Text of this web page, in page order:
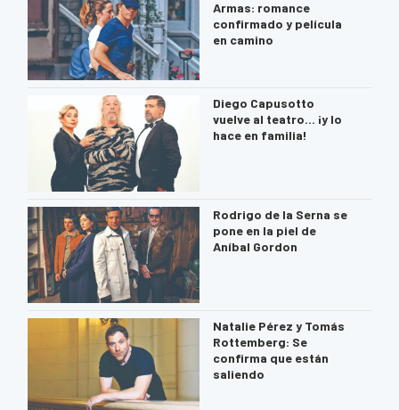
Armas: romance
confirmado y película
en camino
Diego Capusotto
vuelve al teatro… ¡y lo
hace en familia!
Rodrigo de la Serna se
pone en la piel de
Aníbal Gordon
Natalie Pérez y Tomás
Rottemberg: Se
confirma que están
saliendo